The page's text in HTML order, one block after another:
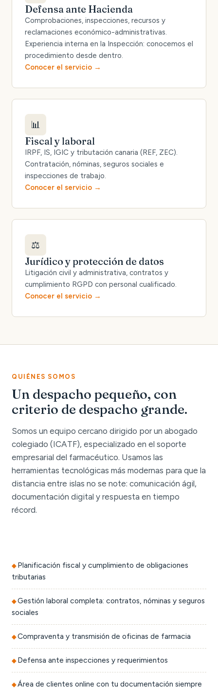
Defensa ante Hacienda
Comprobaciones, inspecciones, recursos y
reclamaciones económico-administrativas.
Experiencia interna en la Inspección: conocemos el
procedimiento desde dentro.
Conocer el servicio
📊
Fiscal y laboral
IRPF, IS, IGIC y tributación canaria (REF, ZEC).
Contratación, nóminas, seguros sociales e
inspecciones de trabajo.
Conocer el servicio
⚖️
Jurídico y protección de datos
Litigación civil y administrativa, contratos y
cumplimiento RGPD con personal cualificado.
Conocer el servicio
QUIÉNES SOMOS
Un despacho pequeño, con
criterio de despacho grande.
Somos un equipo cercano dirigido por un abogado
colegiado (ICATF), especializado en el soporte
empresarial del farmacéutico. Usamos las
herramientas tecnológicas más modernas para que la
distancia entre islas no se note: comunicación ágil,
documentación digital y respuesta en tiempo
récord.
Planificación fiscal y cumplimiento de obligaciones
tributarias
Gestión laboral completa: contratos, nóminas y seguros
sociales
Compraventa y transmisión de oficinas de farmacia
Defensa ante inspecciones y requerimientos
Área de clientes online con tu documentación siempre